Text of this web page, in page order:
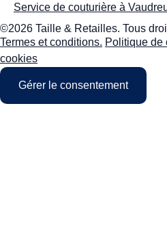
Service de couturière à
©2026 Taille & Retailles. Tous
Termes et conditions. Politique de
cookies
Gérer le consentement